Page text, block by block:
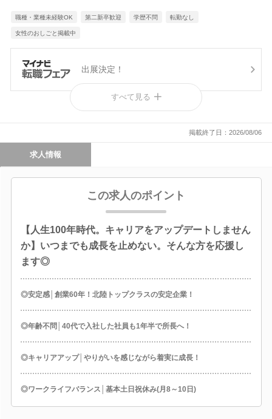
職種・業種未経験OK 第二新卒歓迎 学歴不問 転勤なし
女性のおしごと掲載中
出展決定！
シゴトの魅力を動画でチェック
すべて見る
掲載終了日：2026/08/06
求人情報
この求人のポイント
【人生100年時代。キャリアをアップデートしません
か】いつまでも成長を止めない。そんな方を応援し
ます◎
◎安定感│創業60年！北陸トップクラスの安定企業！
◎年齢不問│40代で入社した社員も1年半で所長へ！
◎キャリアアップ│やりがいを感じながら着実に成長！
◎ワークライフバランス│基本土日祝休み(月8～10日)